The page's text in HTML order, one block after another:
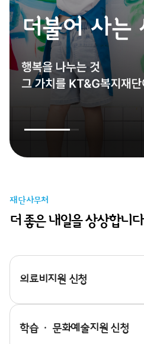
재단사무처
더 좋은 내일을 상상합니다
의료비지원 신청
학습 · 문화예술지원 신청